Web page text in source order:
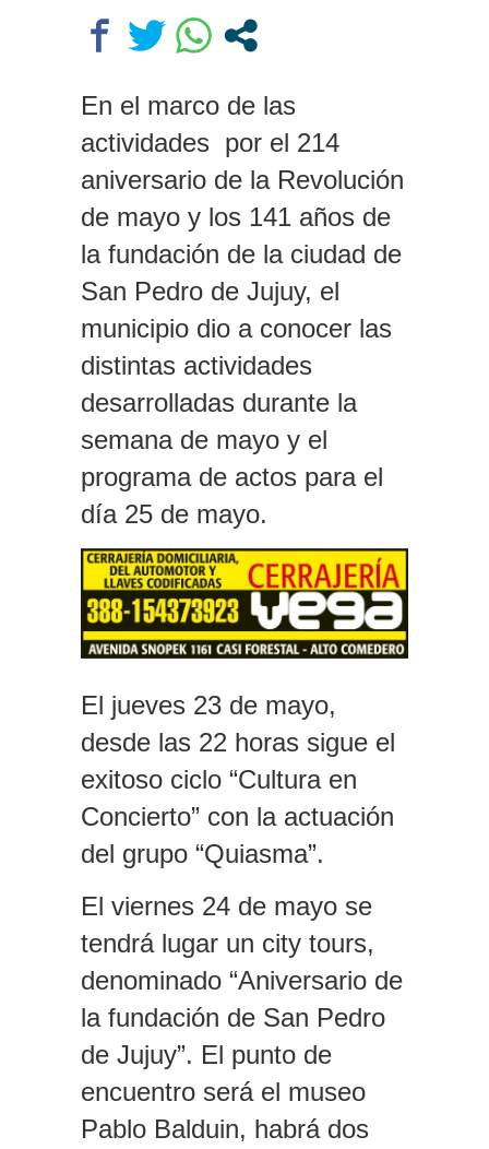
los rectores piden a la Justicia
que intime al Gobierno y aplique
Dolor en Chubut: murió el
intendente de Gaiman en medio
de una operación
En el marco de las
actividades por el 214
aniversario de la Revolución
de mayo y los 141 años de
la fundación de la ciudad de
San Pedro de Jujuy, el
municipio dio a conocer las
distintas actividades
desarrolladas durante la
semana de mayo y el
programa de actos para el
día 25 de mayo.
El jueves 23 de mayo,
desde las 22 horas sigue el
exitoso ciclo “Cultura en
Concierto” con la actuación
del grupo “Quiasma”.
El viernes 24 de mayo se
tendrá lugar un city tours,
denominado “Aniversario de
la fundación de San Pedro
de Jujuy”. El punto de
encuentro será el museo
Pablo Balduin, habrá dos